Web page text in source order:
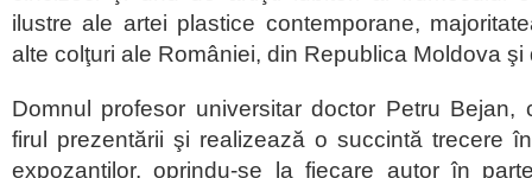
ilustre ale artei plastice contemporane,
alte colţuri ale României, din Republica Moldova şi
Domnul profesor universitar doctor Petru Bejan,
firul prezentării şi realizează o succintă trecere
expozanţilor, oprindu-se la fiecare autor în